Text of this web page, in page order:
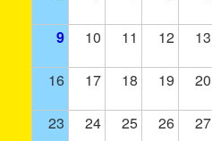
9 10 11 12 13
16 17 18 19 20
23 24 25 26 27